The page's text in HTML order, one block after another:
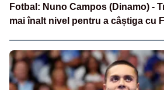
Fotbal: Nuno Campos (Dinamo) -
mai înalt nivel pentru a câștiga cu